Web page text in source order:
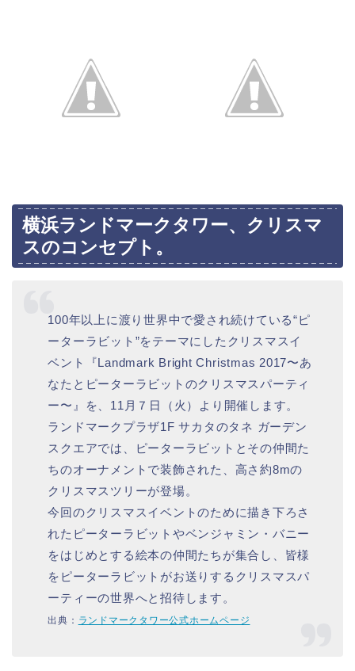
横浜ランドマークタワー、クリスマ
スのコンセプト。
100年以上に渡り世界中で愛され続けている“ピ
ーターラビット”をテーマにしたクリスマスイ
ベント『Landmark Bright Christmas 2017〜あ
なたとピーターラビットのクリスマスパーティ
ー〜』を、11月７日（火）より開催します。
ランドマークプラザ1F サカタのタネ ガーデン
スクエアでは、ピーターラビットとその仲間た
ちのオーナメントで装飾された、高さ約8mの
クリスマスツリーが登場。
今回のクリスマスイベントのために描き下ろさ
れたピーターラビットやベンジャミン・バニー
をはじめとする絵本の仲間たちが集合し、皆様
をピーターラビットがお送りするクリスマスパ
ーティーの世界へと招待します。
出典： ランドマークタワー公式ホームページ